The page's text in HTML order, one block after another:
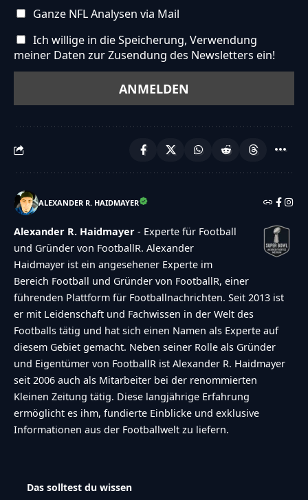
Ganze NFL Analysen via Mail
Ich willige in die Speicherung, Verwendung
meiner Daten zur Zusendung des Newsletters ein!
ALEXANDER R. HAIDMAYER
Alexander R. Haidmayer - Experte für Football
und Gründer von FootballR. Alexander
Haidmayer ist ein angesehener Experte im
Bereich Football und Gründer von FootballR, einer
führenden Plattform für Footballnachrichten. Seit 2013 ist
er mit Leidenschaft und Fachwissen in der Welt des
Footballs tätig und hat sich einen Namen als Experte auf
diesem Gebiet gemacht. Neben seiner Rolle als Gründer
und Eigentümer von FootballR ist Alexander R. Haidmayer
seit 2006 auch als Mitarbeiter bei der renommierten
Kleinen Zeitung tätig. Diese langjährige Erfahrung
ermöglicht es ihm, fundierte Einblicke und exklusive
Informationen aus der Footballwelt zu liefern.
Das solltest du wissen